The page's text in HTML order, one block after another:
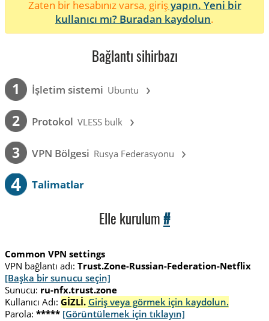
Zaten bir hesabınız varsa, girişyapın. Yeni bir
kullanıcı mı? Buradan kaydolun.
Bağlantı sihirbazı
1 İşletim sistemi Ubuntu ›
2 Protokol VLESS bulk ›
3 VPN Bölgesi Rusya Federasyonu ›
4 Talimatlar
Elle kurulum #
Common VPN settings
VPN bağlantı adı: Trust.Zone-Russian-Federation-Netflix
[Başka bir sunucu seçin]
Sunucu: ru-nfx.trust.zone
Kullanıcı Adı: GİZLİ. Giriş veya görmek için kaydolun.
Parola: ***** [Görüntülemek için tıklayın]